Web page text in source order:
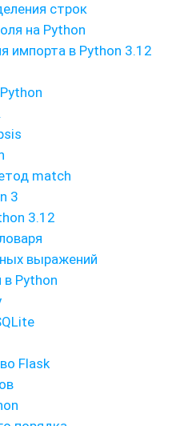
строк
на Python
импорта в Python 3.12
match
3
3.12
выражений
Python
Flask